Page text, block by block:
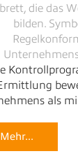
als
Mehr...